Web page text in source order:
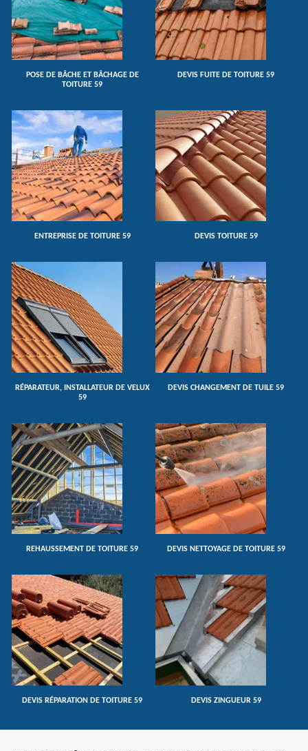
POSE DE BÂCHE ET BÂCHAGE DE
TOITURE 59
DEVIS FUITE DE TOITURE 59
ENTREPRISE DE TOITURE 59 DEVIS TOITURE 59
RÉPARATEUR, INSTALLATEUR DE VELUX
59
DEVIS CHANGEMENT DE TUILE 59
REHAUSSEMENT DE TOITURE 59 DEVIS NETTOYAGE DE TOITURE 59
DEVIS RÉPARATION DE TOITURE 59 DEVIS ZINGUEUR 59